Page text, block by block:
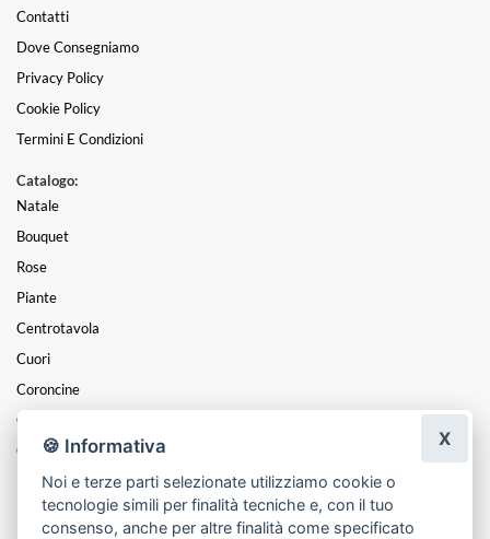
Contatti
Dove Consegniamo
Privacy Policy
Cookie Policy
Termini E Condizioni
Catalogo:
Natale
Bouquet
Rose
Piante
Centrotavola
Cuori
Coroncine
Composizioni
Cesti
Mazzi
Funebre
🍪 Informativa
Noi e terze parti selezionate utilizziamo cookie o
tecnologie simili per finalità tecniche e, con il tuo
consenso, anche per altre finalità come specificato
X